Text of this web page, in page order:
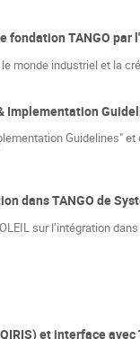
fondation TANGO par
monde industriel et la
Implementation
Guidelines"
dans TANGO de
sur l’intégration
et interface avec